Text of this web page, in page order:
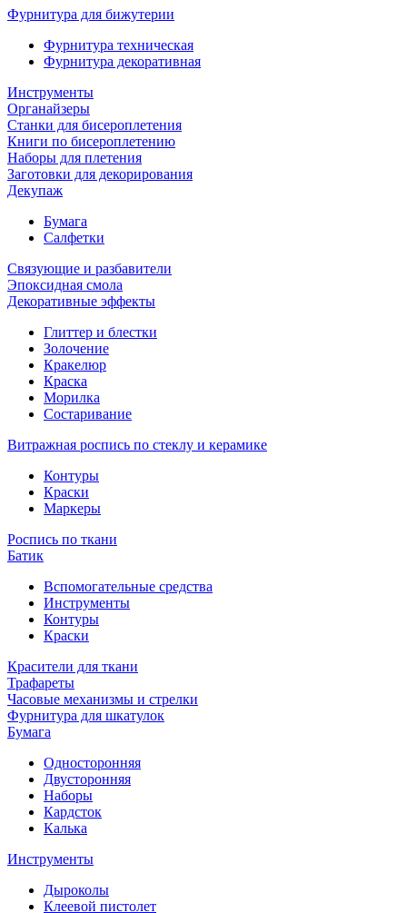
Фурнитура для бижутерии
Фурнитура техническая
Фурнитура декоративная
Инструменты
Органайзеры
Станки для бисероплетения
Книги по бисероплетению
Наборы для плетения
Заготовки для декорирования
Декупаж
Бумага
Салфетки
Связующие и разбавители
Эпоксидная смола
Декоративные эффекты
Глиттер и блестки
Золочение
Кракелюр
Краска
Морилка
Состаривание
Витражная роспись по стеклу и керамике
Контуры
Краски
Маркеры
Роспись по ткани
Батик
Вспомогательные средства
Инструменты
Контуры
Краски
Красители для ткани
Трафареты
Часовые механизмы и стрелки
Фурнитура для шкатулок
Бумага
Односторонняя
Двусторонняя
Наборы
Кардсток
Калька
Инструменты
Дыроколы
Клеевой пистолет